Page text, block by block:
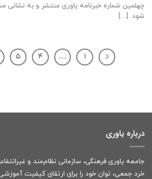
چهلمین شماره خبرنامه یاوری منتشر و به نشانی
شود. [...]
۱ … ۴ ۵
درباره یاوری
جامعه یاوری فرهنگی، سازمانی نظام‌مند و
خرد جمعی، توان خود را برای ارتقای کیفیت